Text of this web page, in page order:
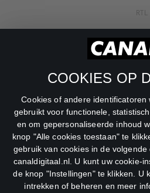
COOKIES OP
Cookies of andere
gebruikt voor functionele,
en om gepersonaliseerde inhoud
knop "Alle cookies toestaan" te
gebruik van cookies in de
canaldigitaal.nl. U kunt uw cookie-
de knop "Instellingen" te klikken. U
intrekken of beheren en meer